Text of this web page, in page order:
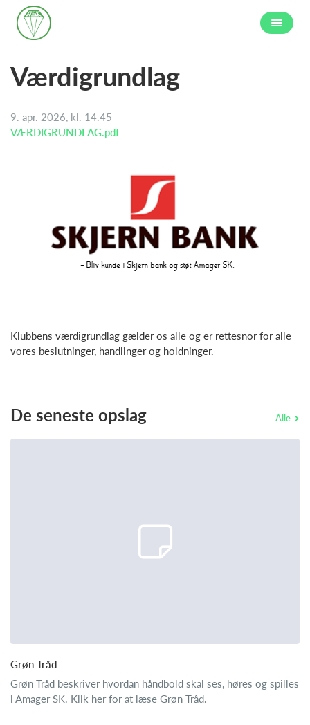
Værdigrundlag
9. apr. 2026, kl. 14.45
VÆRDIGRUNDLAG.pdf
Klubbens værdigrundlag gælder os alle og er rettesnor for alle
vores beslutninger, handlinger og holdninger.
De seneste opslag Alle
Grøn Tråd
Grøn Tråd beskriver hvordan håndbold skal ses, høres og spilles
i Amager SK. Klik her for at læse Grøn Tråd.